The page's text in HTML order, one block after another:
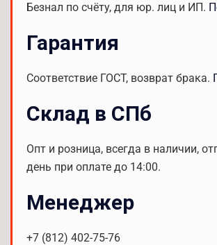
Безнал по счёту, для юр. лиц и ИП.
Гарантия
Соответствие ГОСТ, возврат брака.
Склад в СПб
Опт и розница, всегда в наличии,
день при оплате до 14:00.
Менеджер
+7 (812) 402-75-76